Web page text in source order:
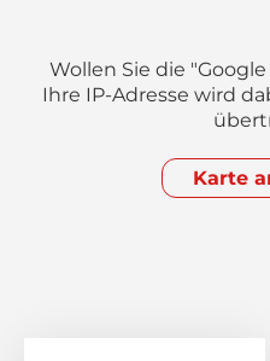
Wollen Sie die
Ihre IP-Adresse wird
Karte